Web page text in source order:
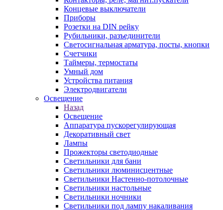
Концевые выключатели
Приборы
Розетки на DIN рейку
Рубильники, разъединители
Светосигнальная арматура, посты, кнопки
Счетчики
Таймеры, термостаты
Умный дом
Устройства питания
Электродвигатели
Освещение
Назад
Освещение
Аппаратура пускорегулирующая
Декоративный свет
Лампы
Прожекторы светодиодные
Светильники для бани
Светильники люминисцентные
Светильники Настенно-потолочные
Светильники настольные
Светильники ночники
Светильники под лампу накаливания